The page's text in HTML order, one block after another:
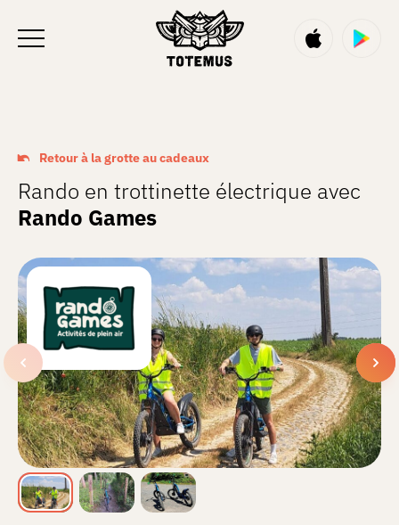
Retour à la grotte au cadeaux
Rando en trottinette électrique avec
Rando Games